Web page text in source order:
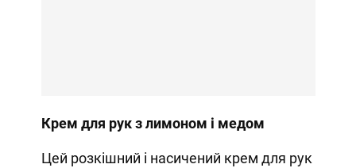
Крем для рук з лимоном і медом
Цей розкішний і насичений крем для рук